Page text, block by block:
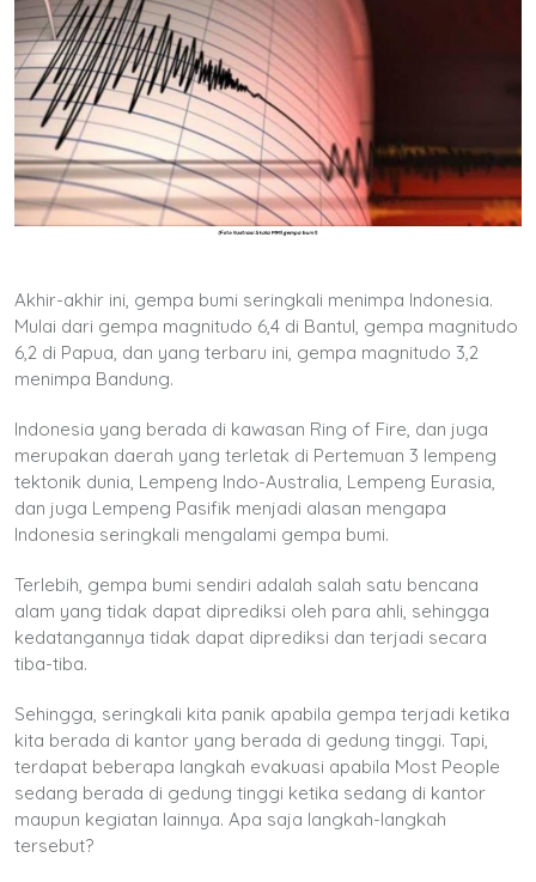
Akhir-akhir ini, gempa bumi seringkali menimpa Indonesia.
Mulai dari gempa magnitudo 6,4 di Bantul, gempa magnitudo
6,2 di Papua, dan yang terbaru ini, gempa magnitudo 3,2
menimpa Bandung.
Indonesia yang berada di kawasan Ring of Fire, dan juga
merupakan daerah yang terletak di Pertemuan 3 lempeng
tektonik dunia, Lempeng Indo-Australia, Lempeng Eurasia,
dan juga Lempeng Pasifik menjadi alasan mengapa
Indonesia seringkali mengalami gempa bumi.
Terlebih, gempa bumi sendiri adalah salah satu bencana
alam yang tidak dapat diprediksi oleh para ahli, sehingga
kedatangannya tidak dapat diprediksi dan terjadi secara
tiba-tiba.
Sehingga, seringkali kita panik apabila gempa terjadi ketika
kita berada di kantor yang berada di gedung tinggi. Tapi,
terdapat beberapa langkah evakuasi apabila Most People
sedang berada di gedung tinggi ketika sedang di kantor
maupun kegiatan lainnya. Apa saja langkah-langkah
tersebut?